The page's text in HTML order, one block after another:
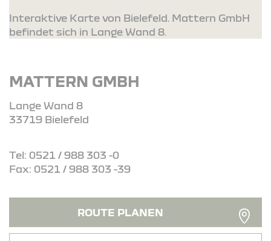
Interaktive Karte von Bielefeld. Mattern GmbH
befindet sich in Lange Wand 8.
MATTERN GMBH
Lange Wand 8
33719 Bielefeld
Tel: 0521 / 988 303 -0
Fax: 0521 / 988 303 -39
ROUTE PLANEN